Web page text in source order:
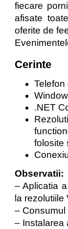
fiecare
afisate
oferite de
Cerinte
Telefon
.NET
folosite
Observatii:
– Aplicatia
la rezolutiile
– Consumul
– Instalarea